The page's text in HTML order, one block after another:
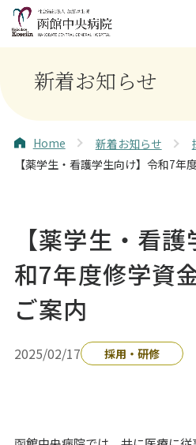
新着お知らせ
Home 新着お知らせ
【薬学生・看護学生向け】令和7年
【薬学生・看
和7年度修学資
ご案内
2025/02/17 採用・研修